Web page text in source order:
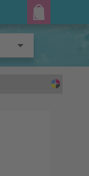
arrow_drop_down